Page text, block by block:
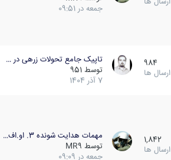
جمعه در 09:51
984
ارسال ها
تاپیک جامع تحولات زرهی در …
توسط 951
7 آذر 1404
1,842
ارسال ها
مهمات هدایت شونده 3. او.اف…
توسط MR9
جمعه در 09:09